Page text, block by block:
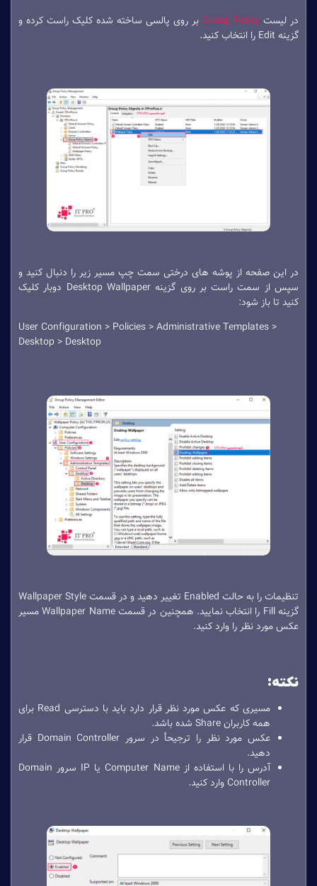
در لیستGroup Policyبر روی پالسی ساخته شده کلیک راست کرده و
گزینه Edit را انتخاب کنید.
در این صفحه از پوشه های درختی سمت چپ مسیر زیر را دنبال کنید و
سپس از سمت راست بر روی گزینه Desktop Wallpaper دوبار کلیک
کنید تا باز شود:
User Configuration > Policies > Administrative Templates >
Desktop > Desktop
تنظیمات را به حالت Enabled تغییر دهید و در قسمت Wallpaper Style
گزینه Fill را انتخاب نمایید. همچنین در قسمت Wallpaper Name مسیر
عکس مورد نظر را وارد کنید.
نکته:
مسیری که عکس مورد نظر قرار دارد باید با دسترسی Read برای
همه کاربران Share شده باشد.
عکس مورد نظر را ترجیحأ در سرور Domain Controller قرار
دهید.
آدرس را با استفاده از Computer Name یا IP سرور Domain
Controller وارد کنید.